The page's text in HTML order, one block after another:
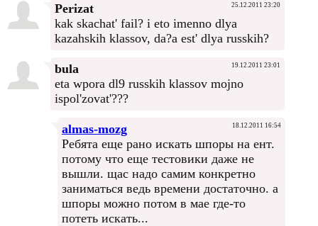
Perizat 25.12.2011 23:20
kak skachat' fail? i eto imenno dlya
kazahskih klassov, da?a est' dlya russkih?
bula 19.12.2011 23:01
eta wpora dl9 russkih klassov mojno
ispol'zovat'???
almas-mozg 18.12.2011 16:54
Ребята еще рано искать шпоры на ент.
потому что еще тестовики даже не
вышли. щас надо самим конкретно
заниматься ведь времени достаточно. а
шпоры можно потом в мае где-то
потеть искать...